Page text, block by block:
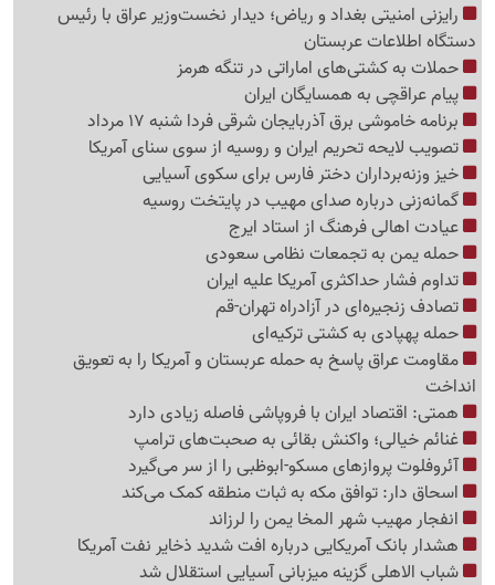
رایزنی امنیتی بغداد و ریاض؛ دیدار نخست‌وزیر عراق با رئیس
دستگاه اطلاعات عربستان
حملات به کشتی‌های اماراتی در تنگه هرمز
پیام عراقچی به همسایگان ایران
برنامه خاموشی برق آذربایجان شرقی فردا شنبه 17 مرداد
تصویب لایحه تحریم ایران و روسیه از سوی سنای آمریکا
خیز وزنه‌برداران دختر فارس برای سکوی آسیایی
گمانه‌زنی درباره صدای مهیب در پایتخت روسیه
عیادت اهالی فرهنگ از استاد ایرج
حمله یمن به تجمعات نظامی سعودی
تداوم فشار حداکثری آمریکا علیه ایران
تصادف زنجیره‌ای در آزادراه تهران-قم
حمله پهپادی به کشتی ترکیه‌ای
مقاومت عراق پاسخ به حمله عربستان و آمریکا را به تعویق
انداخت
همتی: اقتصاد ایران با فروپاشی فاصله زیادی دارد
غنائم خیالی؛ واکنش بقائی به صحبت‌های ترامپ
آئروفلوت پروازهای مسکو-ابوظبی را از سر می‌گیرد
اسحاق دار: توافق مکه به ثبات منطقه کمک می‌کند
انفجار مهیب شهر المخا یمن را لرزاند
هشدار بانک آمریکایی درباره افت شدید ذخایر نفت آمریکا
شباب الاهلی گزینه میزبانی آسیایی استقلال شد